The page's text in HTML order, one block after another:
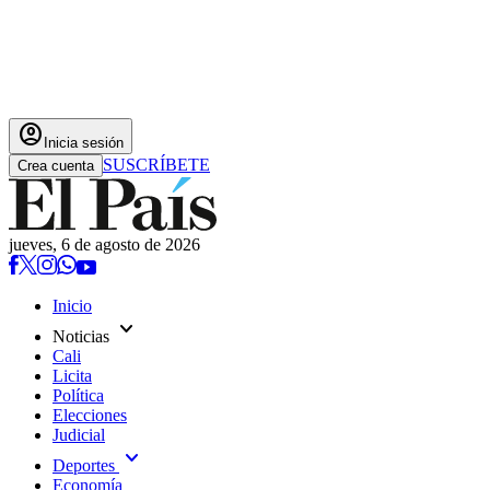
account_circle Inicia sesión
Crea cuenta SUSCRÍBETE
jueves, 6 de agosto de 2026
Inicio
Noticias expand_more
Cali
Licita
Política
Elecciones
Judicial
Deportes expand_more
Economía